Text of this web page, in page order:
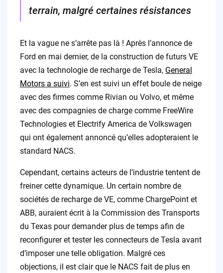
terrain, malgré certaines résistances
Et la vague ne s’arrête pas là ! Après l’annonce de
Ford en mai dernier, de la construction de futurs VE
avec la technologie de recharge de Tesla, General
Motors a suivi. S’en est suivi un effet boule de neige
avec des firmes comme Rivian ou Volvo, et même
avec des compagnies de charge comme FreeWire
Technologies et Electrify America de Volkswagen
qui ont également annoncé qu’elles adopteraient le
standard NACS.
Cependant, certains acteurs de l’industrie tentent de
freiner cette dynamique. Un certain nombre de
sociétés de recharge de VE, comme ChargePoint et
ABB, auraient écrit à la Commission des Transports
du Texas pour demander plus de temps afin de
reconfigurer et tester les connecteurs de Tesla avant
d’imposer une telle obligation. Malgré ces
objections, il est clair que le NACS fait de plus en